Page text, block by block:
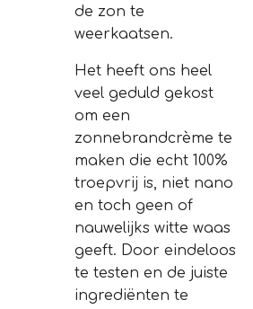
de zon te
weerkaatsen.
Het heeft ons heel
veel geduld gekost
om een
zonnebrandcrème te
maken die echt 100%
troepvrij is, niet nano
en toch geen of
nauwelijks witte waas
geeft. Door eindeloos
te testen en de juiste
ingrediënten te